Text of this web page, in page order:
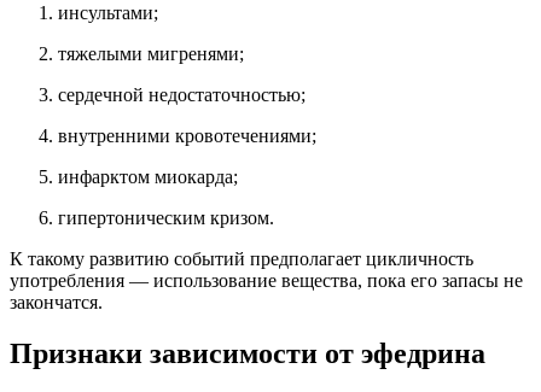
инсультами;
тяжелыми мигренями;
сердечной недостаточностью;
внутренними кровотечениями;
инфарктом миокарда;
гипертоническим кризом.
К такому развитию событий предполагает цикличность
употребления — использование вещества, пока его запасы не
закончатся.
Признаки зависимости от эфедрина